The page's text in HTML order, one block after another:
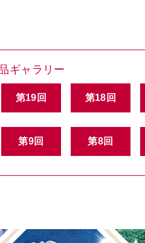
ギャラリー
第19回 第18回
第9回 第8回